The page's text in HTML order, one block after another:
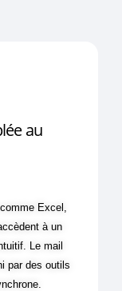
au
Excel,
à un
Le mail
par des outils